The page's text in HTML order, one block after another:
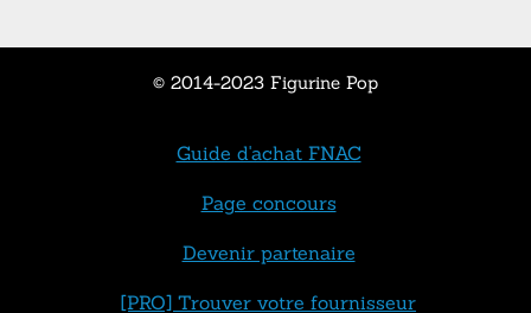
© 2014-2023 Figurine Pop
Guide d'achat FNAC
Page concours
Devenir partenaire
[PRO] Trouver votre fournisseur